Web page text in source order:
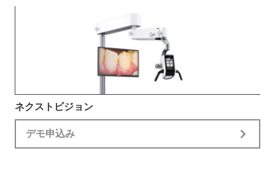
ネクストビジョン
デモ申込み